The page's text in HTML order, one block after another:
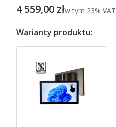
Cena
4 559,00 złw tym 23% VAT
w tym 23% VAT
Warianty produktu: